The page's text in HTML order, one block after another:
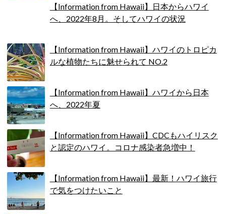
【Information from Hawaii】日本からハワイ
へ、2022年8月。そしてハワイの状況
【Information from Hawaii】ハワイのトロピカ
ルな植物たちに魅せられて NO.2
【Information from Hawaii】ハワイから日本
へ、2022年夏
【Information from Hawaii】CDCもハイリスク
と認定のハワイ。コロナ感染者急増中！
【Information from Hawaii】最新！ハワイ旅行
で気をつけたいこと